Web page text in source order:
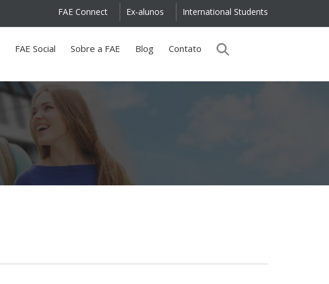
International Students
Ex-alunos
FAE Connect
FAE Social Sobre a FAE Blog Contato